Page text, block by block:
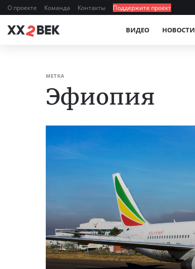
О проекте Команда Контакты Поддержите проект
ВИДЕО НОВОСТИ
МЕТКА
Эфиопия